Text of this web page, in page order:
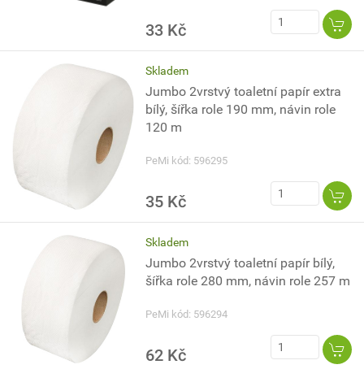
33 Kč
Skladem
Jumbo 2vrstvý toaletní papír extra
bílý, šířka role 190 mm, návin role
120 m
PeMi kód: 596295
35 Kč
Skladem
Jumbo 2vrstvý toaletní papír bílý,
šířka role 280 mm, návin role 257 m
PeMi kód: 596294
62 Kč